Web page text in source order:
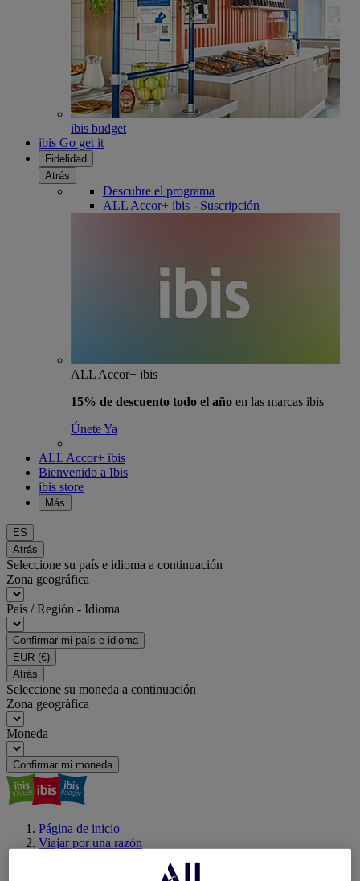
ibis budget
ibis Go get it
Fidelidad
Atrás
Descubre el programa
ALL Accor+ ibis - Suscripción
ALL Accor+ ibis
15% de descuento todo el año en las marcas ibis
Únete Ya
ALL Accor+ ibis
Bienvenido a Ibis
ibis store
Más
ES
Atrás
Seleccione su país e idioma a continuación
Zona geográfica
País / Región - Idioma
Confirmar mi país e idioma
EUR (€)
Atrás
Seleccione su moneda a continuación
Zona geográfica
Moneda
Confirmar mi moneda
Página de inicio
Viajar por una razón